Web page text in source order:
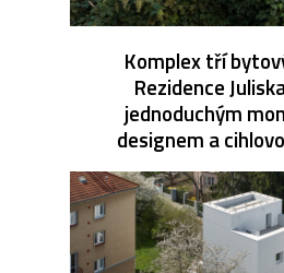
Komplex tří
Rezidence
jednoduchým
designem a